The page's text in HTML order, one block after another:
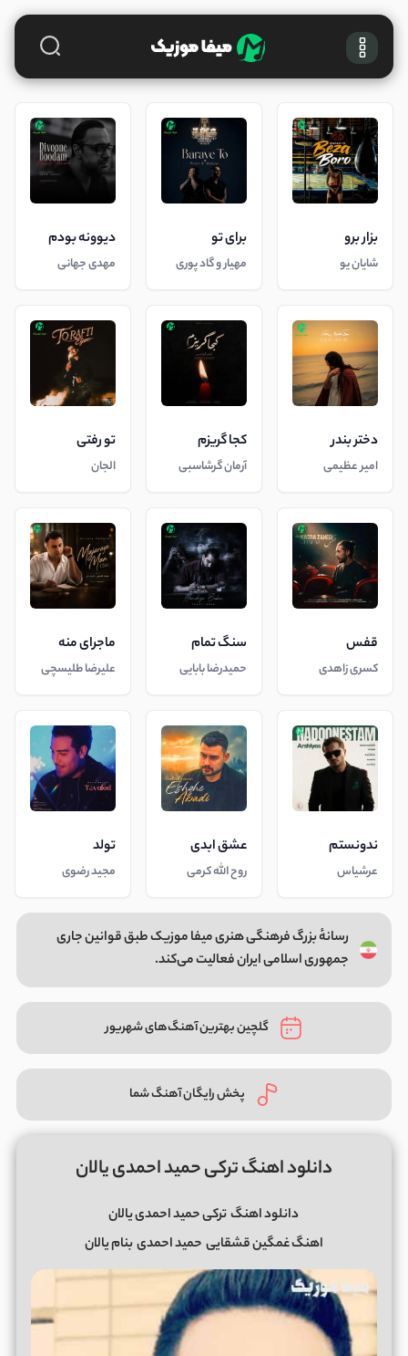
بزار برو
شایان یو
برای تو
مهیار و گاد پوری
دیوونه بودم
مهدی جهانی
دختر بندر
امیر عظیمی
کجا گریزم
آرمان گرشاسبی
تو رفتی
الجان
قفس
کسری زاهدی
سنگ تمام
حمیدرضا بابایی
ماجرای منه
علیرضا طلیسچی
ندونستم
عرشیاس
عشق ابدی
روح الله کرمی
تولد
مجید رضوی
رسانهٔ بزرگ فرهنگی هنری میفا موزیک طبق قوانین جاری
جمهوری اسلامی ایران فعالیت می‌کند.
گلچین بهترین آهنگ‌های شهریور
پخش رایگان آهنگ شما
دانلود اهنگ ترکی حمید احمدی یالان
دانلود اهنگترکی حمید احمدی یالان
اهنگ غمگین قشقایی حمید احمدیبنام یالان